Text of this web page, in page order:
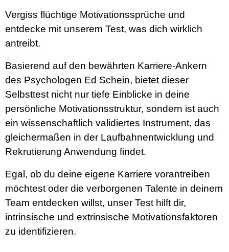
Vergiss flüchtige Motivationssprüche und
entdecke mit unserem Test, was dich wirklich
antreibt.
Basierend auf den bewährten Karriere-Ankern
des Psychologen Ed Schein, bietet dieser
Selbsttest nicht nur tiefe Einblicke in deine
persönliche Motivationsstruktur, sondern ist auch
ein wissenschaftlich validiertes Instrument, das
gleichermaßen in der Laufbahnentwicklung und
Rekrutierung Anwendung findet.
Egal, ob du deine eigene Karriere vorantreiben
möchtest oder die verborgenen Talente in deinem
Team entdecken willst, unser Test hilft dir,
intrinsische und extrinsische Motivationsfaktoren
zu identifizieren.